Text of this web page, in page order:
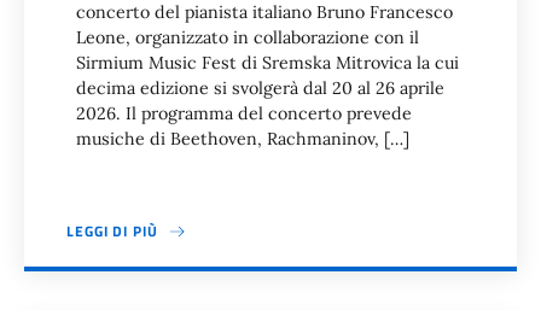
concerto del pianista italiano Bruno Francesco
Leone, organizzato in collaborazione con il
Sirmium Music Fest di Sremska Mitrovica la cui
decima edizione si svolgerà dal 20 al 26 aprile
2026. Il programma del concerto prevede
musiche di Beethoven, Rachmaninov, […]
LEGGI DI PIÙ